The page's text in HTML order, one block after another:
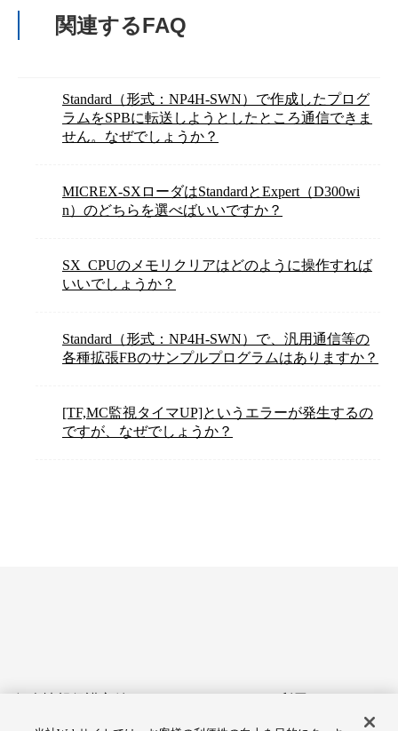
関連するFAQ
Standard（形式：NP4H-SWN）で作成したプログ
ラムをSPBに転送しようとしたところ通信できま
せん。なぜでしょうか？
MICREX-SXローダはStandardとExpert（D300wi
n）のどちらを選べばいいですか？
SX_CPUのメモリクリアはどのように操作すれば
いいでしょうか？
Standard（形式：NP4H-SWN）で、汎用通信等の
各種拡張FBのサンプルプログラムはありますか？
[TF,MC監視タイマUP]というエラーが発生するの
ですが、なぜでしょうか？